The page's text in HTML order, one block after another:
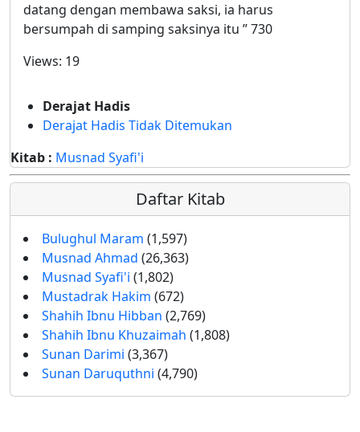
datang dengan membawa saksi, ia harus
bersumpah di samping saksinya itu ” 730
Views: 19
Derajat Hadis
Derajat Hadis Tidak Ditemukan
Kitab : Musnad Syafi'i
Daftar Kitab
Bulughul Maram (1,597)
Musnad Ahmad (26,363)
Musnad Syafi'i (1,802)
Mustadrak Hakim (672)
Shahih Ibnu Hibban (2,769)
Shahih Ibnu Khuzaimah (1,808)
Sunan Darimi (3,367)
Sunan Daruquthni (4,790)